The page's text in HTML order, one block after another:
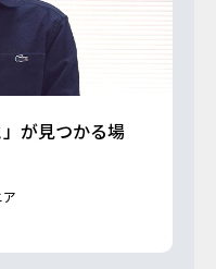
」が見つかる場